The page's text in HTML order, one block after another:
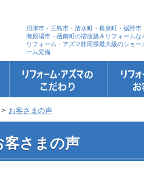
沼津市・三島市・清水町・長泉町・裾野市
御殿場市・函南町の増改築＆リフォームな
リフォーム・アズマ静岡県最大級のショー
ーム完備
リフォーム・アズマのこだわり
お客さまへの5つのお約束
リフォームの流れ
リフォームQ&A
安心保証
リフォームローン相談
> お客さまの声
採 沼津市K様 自分でできないところを
客さまの声